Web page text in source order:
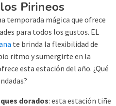
Pirineos
temporada mágica que ofrece
para todos los gustos. EL
te brinda la flexibilidad de
ritmo y sumergirte en la
esta estación del año. ¿Qué
dorados: esta estación tiñe